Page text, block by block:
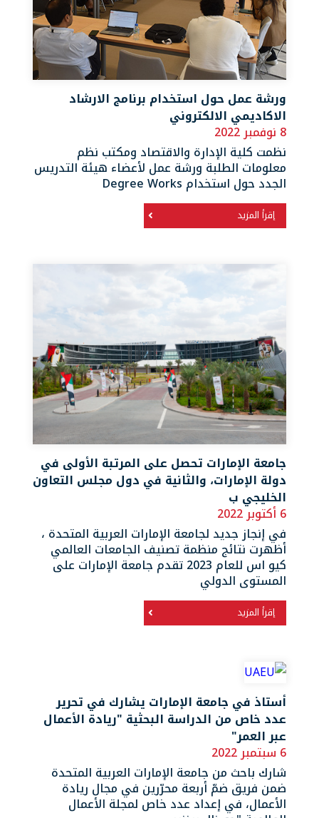
ورشة عمل حول استخدام برنامج الارشاد
الاكاديمي الالكتروني
8 نوفمبر 2022
نظمت كلية الإدارة والاقتصاد ومكتب نظم
معلومات الطلبة ورشة عمل لأعضاء هيئة التدريس
الجدد حول استخدام Degree Works
إقرأ المزيد
جامعة الإمارات تحصل على المرتبة الأولى في
دولة الإمارات، والثانية في دول مجلس التعاون
الخليجي ب
6 أكتوبر 2022
في إنجاز جديد لجامعة الإمارات العربية المتحدة ،
أظهرت نتائج منظمة تصنيف الجامعات العالمي
كيو اس للعام 2023 تقدم جامعة الإمارات على
المستوى الدولي
إقرأ المزيد
أستاذ في جامعة الإمارات يشارك في تحرير
عدد خاص من الدراسة البحثية "ريادة الأعمال
عبر العمر"
6 سبتمبر 2022
شارك باحث من جامعة الإمارات العربية المتحدة
ضمن فريق ضمّ أربعة محرّرين في مجال ريادة
الأعمال، في إعداد عدد خاص لمجلة الأعمال